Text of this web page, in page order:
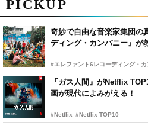
PICKUP
奇妙で自由な音楽家集団の
ディング・カンパニー』が
#エレファント6レコーディング・
『ガス人間』がNetflix
画が現代によみがえる！
#Netflix #Netflix TOP10